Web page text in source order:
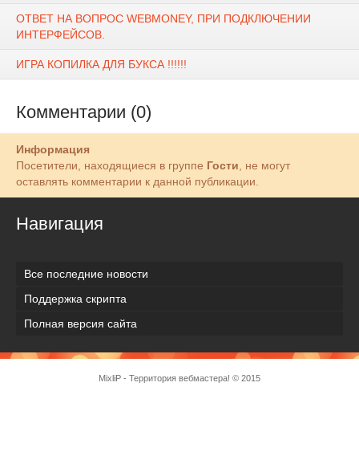
ОТВЕТ НА ВОПРОС WEBMONEY, ПРИ ПОДКЛЮЧЕНИИ
ИНТЕРФЕЙСОВ.
ИГРА КОПИЛКА ДЛЯ БУКСА !!!!!!
Комментарии (0)
Информация
Посетители, находящиеся в группе Гости, не могут
оставлять комментарии к данной публикации.
Навигация
Все последние новости
Поддержка скрипта
Полная версия сайта
MixliP - Территория вебмастера! © 2015